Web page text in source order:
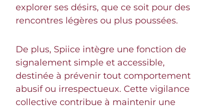
explorer ses désirs, que ce soit pour des
rencontres légères ou plus poussées.
De plus, Spiice intègre une fonction de
signalement simple et accessible,
destinée à prévenir tout comportement
abusif ou irrespectueux. Cette vigilance
collective contribue à maintenir une